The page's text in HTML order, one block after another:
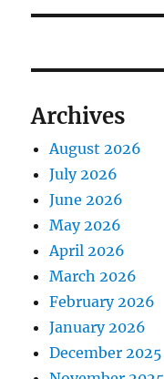
a
t
i
o
n
p
s
:Archives
August 2026
July 2026
June 2026
May 2026
April 2026
March 2026
February 2026
January 2026
December 2025